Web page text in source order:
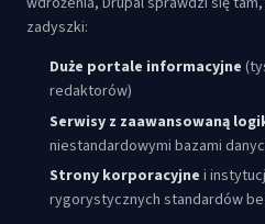
zadyszki:
Duże portale informacyjne
redaktorów)
Serwisy z zaawansowaną
niestandardowymi bazami
Strony korporacyjne i
rygorystycznych standardów